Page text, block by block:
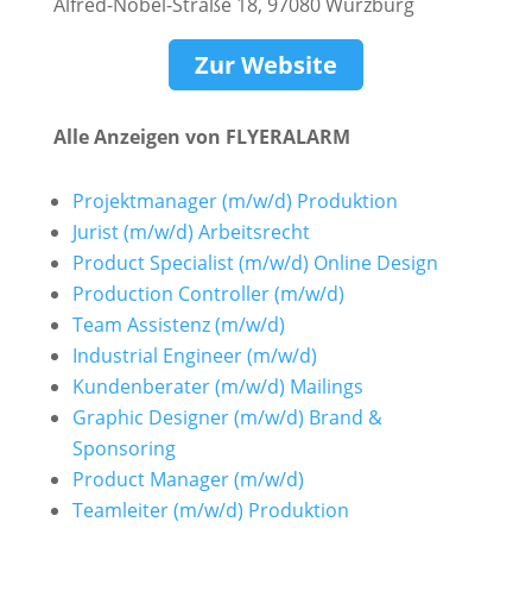
Zur Website
Alle Anzeigen von FLYERALARM
Projektmanager (m/w/d) Produktion
Jurist (m/w/d) Arbeitsrecht
Product Specialist (m/w/d) Online Design
Production Controller (m/w/d)
Team Assistenz (m/w/d)
Industrial Engineer (m/w/d)
Kundenberater (m/w/d) Mailings
Graphic Designer (m/w/d) Brand &
Sponsoring
Product Manager (m/w/d)
Teamleiter (m/w/d) Produktion